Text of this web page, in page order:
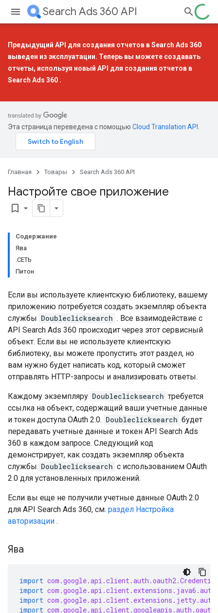
Search Ads 360 API
Предыдущий API для создания отчетов в Search Ads 360
выведен из эксплуатации. Теперь вы можете создавать
отчеты, используя новый API для создания отчетов в
Search Ads 360 .
Эта страница переведена с помощью Cloud Translation API
Главная Товары Search Ads 360 API
Настройте свое приложение
bookmark_border
Содержание
Ява
.СЕТЬ
Питон
Если вы используете клиентскую библиотеку, вашему
приложению потребуется создать экземпляр объекта
службы Doubleclicksearch . Все взаимодействие с
API Search Ads 360 происходит через этот сервисный
объект. Если вы не используете клиентскую
библиотеку, вы можете пропустить этот раздел, но
вам нужно будет написать код, который сможет
отправлять HTTP-запросы и анализировать ответы.
Каждому экземпляру Doubleclicksearch требуется
ссылка на объект, содержащий ваши учетные данные
и токен доступа OAuth 2.0. Doubleclicksearch будет
передавать учетные данные и токен API Search Ads
360 в каждом запросе. Следующий код
демонстрирует, как создать экземпляр объекта
службы Doubleclicksearch с использованием OAuth
2.0 для установленных приложений.
Если вы еще не получили учетные данные OAuth 2.0
для API Search Ads 360, см. раздел Настройка
авторизации .
Ява
import
import
import
import